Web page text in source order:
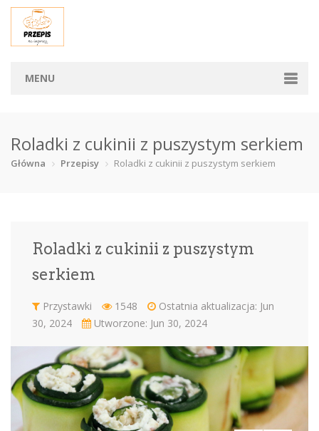
MENU
Kategorie
Przepisy
Wskazówki
Napisz do mnie
Roladki z cukinii z puszystym serkiem
Główna Przepisy Roladki z cukinii z puszystym serkiem
Roladki z cukinii z puszystym
serkiem
Przystawki 1548
Ostatnia aktualizacja: Jun
30, 2024
Utworzone: Jun 30, 2024